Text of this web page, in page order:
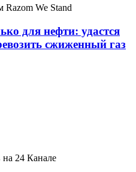
We Stand
для нефти: удастся
сжиженный газ
на 24 Канале